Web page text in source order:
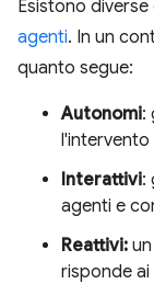
Esistono diverse
agenti. In un
quanto segue:
Autonomi:
l'intervento
Interattivi:
agenti e
Reattivi:
risponde ai